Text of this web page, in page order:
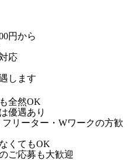
円から
応
します
全然OK
優遇あり
リーター・Wワークの方歓
くてもOK
ご応募も大歓迎